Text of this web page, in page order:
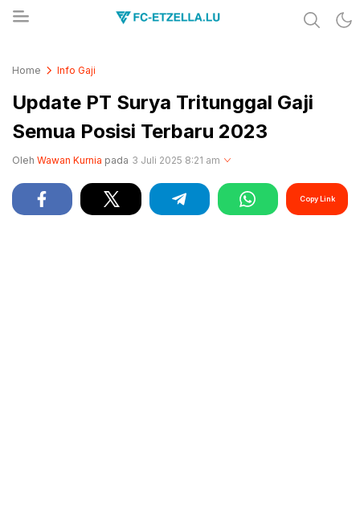
Home Info Gaji
Update PT Surya Tritunggal Gaji
Semua Posisi Terbaru 2023
Oleh Wawan Kurnia pada 3 Juli 2025 8:21 am
Copy Link